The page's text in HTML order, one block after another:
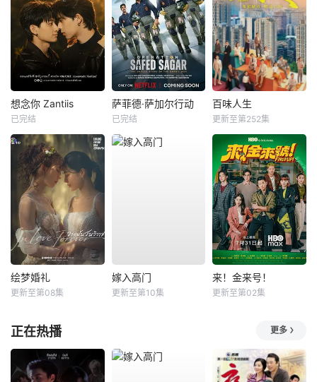
想念你 Zantiis
已完结
萨菲德·萨加尔行动
已完结
百味人生
更新至第252集
绘梦婚礼
更新至第08集
嫁入高门
更新至第10集
来！金来号！
更新至第02集
正在热播 更多